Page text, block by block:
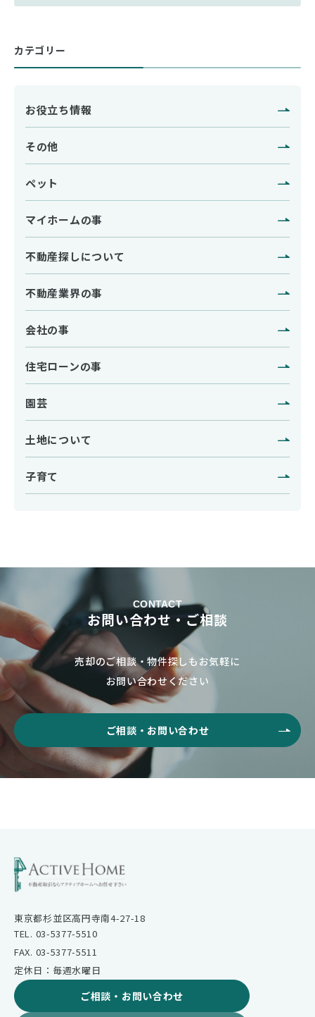
カテゴリー
お役立ち情報
その他
ペット
マイホームの事
不動産探しについて
不動産業界の事
会社の事
住宅ローンの事
園芸
土地について
子育て
CONTACT
お問い合わせ・ご相談
売却のご相談・物件探しもお気軽に
お問い合わせください
ご相談・お問い合わせ
東京都杉並区高円寺南4-27-18
TEL. 03-5377-5510
FAX. 03-5377-5511
定休日：毎週水曜日
ご相談・お問い合わせ